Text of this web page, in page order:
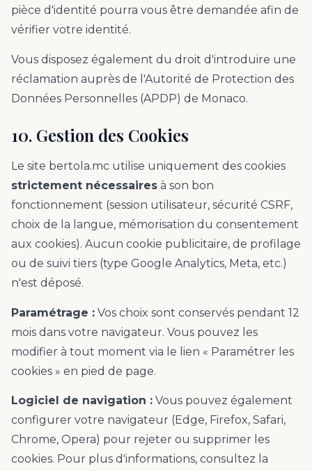
pièce d'identité pourra vous être demandée afin de
vérifier votre identité.
Vous disposez également du droit d'introduire une
réclamation auprès de l'Autorité de Protection des
Données Personnelles (APDP) de Monaco.
10. Gestion des Cookies
Le site bertola.mc utilise uniquement des cookies
strictement nécessaires à son bon
fonctionnement (session utilisateur, sécurité CSRF,
choix de la langue, mémorisation du consentement
aux cookies). Aucun cookie publicitaire, de profilage
ou de suivi tiers (type Google Analytics, Meta, etc.)
n'est déposé.
Paramétrage : Vos choix sont conservés pendant 12
mois dans votre navigateur. Vous pouvez les
modifier à tout moment via le lien « Paramétrer les
cookies » en pied de page.
Logiciel de navigation : Vous pouvez également
configurer votre navigateur (Edge, Firefox, Safari,
Chrome, Opera) pour rejeter ou supprimer les
cookies. Pour plus d'informations, consultez la